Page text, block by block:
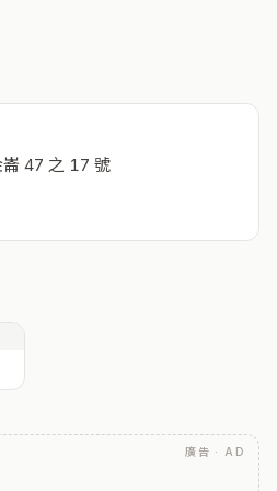
崙 47 之 17 號
廣告 · AD